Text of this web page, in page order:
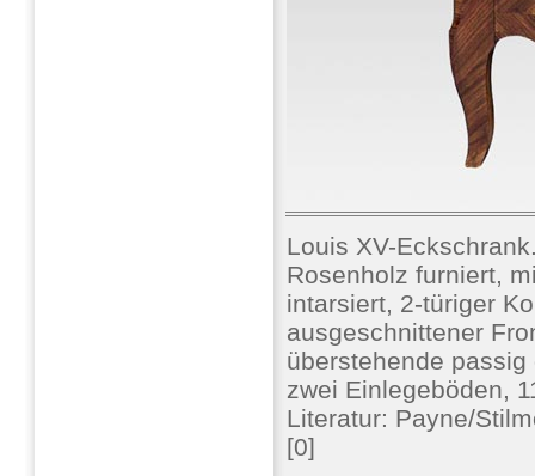
Louis XV-
Rosenholz furniert,
intarsiert, 2-türiger
ausgeschnittener
überstehende
zwei Einlegeböden,
Literatur: Payne/
[0]